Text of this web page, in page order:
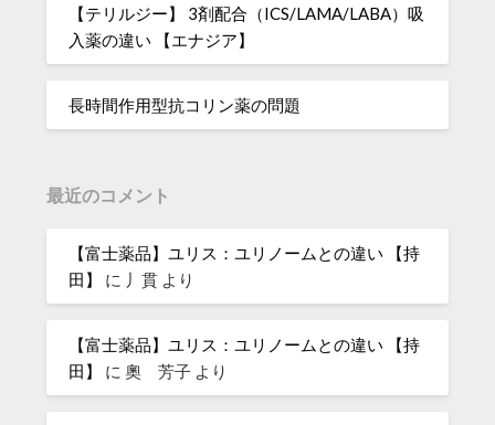
【テリルジー】 3剤配合（ICS/LAMA/LABA）吸
入薬の違い 【エナジア】
長時間作用型抗コリン薬の問題
最近のコメント
【富士薬品】ユリス：ユリノームとの違い 【持
田】
に 丿貫 より
【富士薬品】ユリス：ユリノームとの違い 【持
田】
に奧 芳子 より